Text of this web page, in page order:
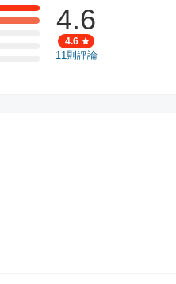
4.6
4.6
11 則評論